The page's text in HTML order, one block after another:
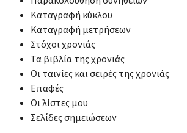
Καταγραφή κύκλου
Καταγραφή μετρήσεων
Στόχοι χρονιάς
Τα βιβλία της χρονιάς
Οι ταινίες και σειρές της χρονιάς
Επαφές
Οι λίστες μου
Σελίδες σημειώσεων